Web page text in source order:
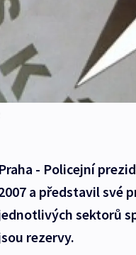
Praha - Policejní
a představil své
sektorů
rezervy.